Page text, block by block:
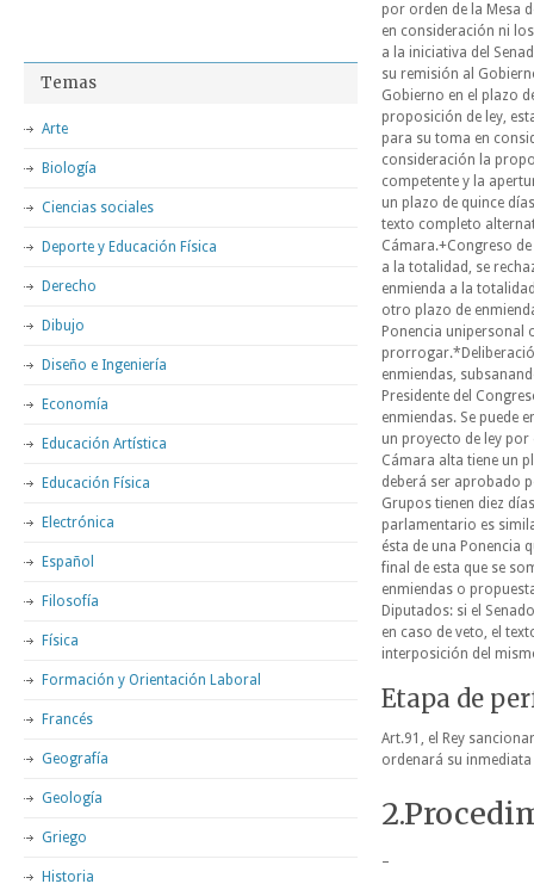
por orden de la Mesa
en consideración ni
a la iniciativa del
su remisión al
Gobierno en el plazo
proposición de ley,
para su toma en
consideración la
competente y la
un plazo de quince
texto completo
Cámara.+Congreso
a la totalidad, se
enmienda a la
otro plazo de
Ponencia unipersonal
enmiendas,
Presidente del
enmiendas. Se puede
un proyecto de ley por
Cámara alta tiene un
deberá ser aprobado
Grupos tienen diez
parlamentario es
ésta de una Ponencia
final de esta que se
enmiendas o
Diputados: si el
en caso de veto, el
interposición del
Etapa de
Art.91, el Rey
ordenará su
–
Temas
Arte
Biología
Ciencias sociales
Deporte y Educación Física
Derecho
Dibujo
Diseño e Ingeniería
Economía
Educación Artística
Educación Física
Electrónica
Español
Filosofía
Física
Formación y Orientación Laboral
Francés
Geografía
Geología
Griego
Historia